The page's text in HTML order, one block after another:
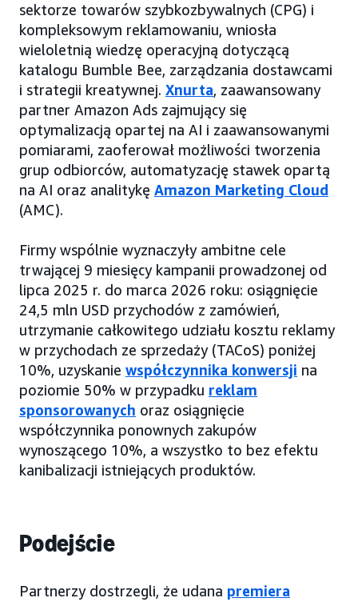
sektorze towarów szybkozbywalnych (CPG) i
kompleksowym reklamowaniu, wniosła
wieloletnią wiedzę operacyjną dotyczącą
katalogu Bumble Bee, zarządzania dostawcami
i strategii kreatywnej. Xnurta, zaawansowany
partner Amazon Ads zajmujący się
optymalizacją opartej na AI i zaawansowanymi
pomiarami, zaoferował możliwości tworzenia
grup odbiorców, automatyzację stawek opartą
na AI oraz analitykę Amazon Marketing Cloud
(AMC).
Firmy wspólnie wyznaczyły ambitne cele
trwającej 9 miesięcy kampanii prowadzonej od
lipca 2025 r. do marca 2026 roku: osiągnięcie
24,5 mln USD przychodów z zamówień,
utrzymanie całkowitego udziału kosztu reklamy
w przychodach ze sprzedaży (TACoS) poniżej
10%, uzyskanie współczynnika konwersji na
poziomie 50% w przypadku reklam
sponsorowanych oraz osiągnięcie
współczynnika ponownych zakupów
wynoszącego 10%, a wszystko to bez efektu
kanibalizacji istniejących produktów.
Podejście
Partnerzy dostrzegli, że udana premiera